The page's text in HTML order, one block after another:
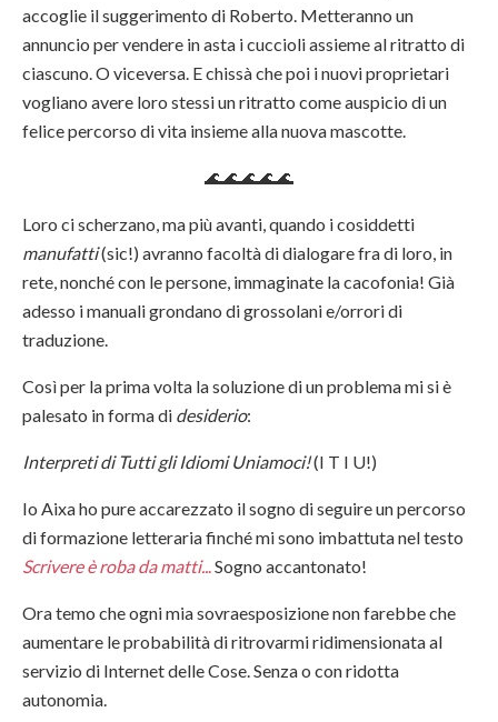
accoglie il suggerimento di Roberto. Metteranno un
annuncio per vendere in asta i cuccioli assieme al ritratto di
ciascuno. O viceversa. E chissà che poi i nuovi proprietari
vogliano avere loro stessi un ritratto come auspicio di un
felice percorso di vita insieme alla nuova mascotte.
🌊🌊🌊🌊🌊
Loro ci scherzano, ma più avanti, quando i cosiddetti
manufatti(sic!) avranno facoltà di dialogare fra di loro, in
rete, nonché con le persone, immaginate la cacofonia! Già
adesso i manuali grondano di grossolani e/orrori di
traduzione.
Così per la prima volta la soluzione di un problema mi si è
palesato in forma di desiderio:
Interpreti di Tutti gli Idiomi Uniamoci!(I T I U!)
Io Aixa ho pure accarezzato il sogno di seguire un percorso
di formazione letteraria finché mi sono imbattuta nel testo
Scrivere è roba da matti.. Sogno accantonato!
Ora temo che ogni mia sovraesposizione non farebbe che
aumentare le probabilità di ritrovarmi ridimensionata al
servizio di Internet delle Cose. Senza o con ridotta
autonomia.